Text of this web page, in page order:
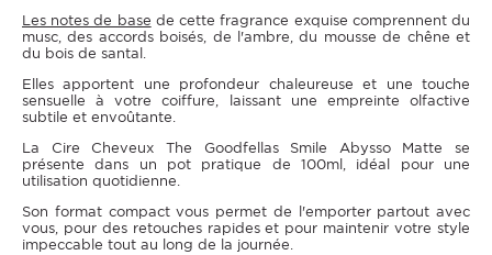
Les notes de base de cette fragrance exquise comprennent du
musc, des accords boisés, de l'ambre, du mousse de chêne et
du bois de santal.
Elles apportent une profondeur chaleureuse et une touche
sensuelle à votre coiffure, laissant une empreinte olfactive
subtile et envoûtante.
La Cire Cheveux The Goodfellas Smile Abysso Matte se
présente dans un pot pratique de 100ml, idéal pour une
utilisation quotidienne.
Son format compact vous permet de l'emporter partout avec
vous, pour des retouches rapides et pour maintenir votre style
impeccable tout au long de la journée.